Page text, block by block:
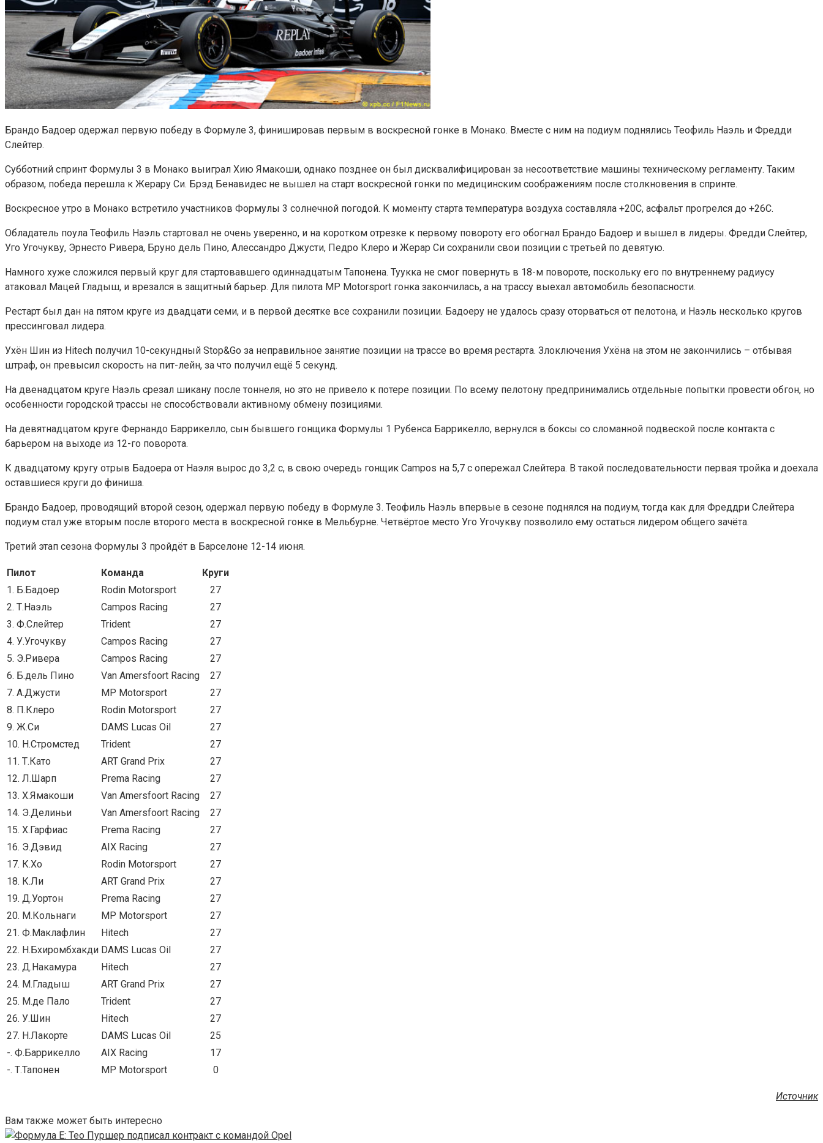
Брандо Бадоер одержал первую победу в Формуле 3, финишировав первым в воскресной гонке в Монако. Вместе с ним на подиум поднялись Теофиль Наэль и Фредди
Слейтер.
Субботний спринт Формулы 3 в Монако выиграл Хию Ямакоши, однако позднее он был дисквалифицирован за несоответствие машины техническому регламенту. Таким
образом, победа перешла к Жерару Си. Брэд Бенавидес не вышел на старт воскресной гонки по медицинским соображениям после столкновения в спринте.
Воскресное утро в Монако встретило участников Формулы 3 солнечной погодой. К моменту старта температура воздуха составляла +20С, асфальт прогрелся до +26С.
Обладатель поула Теофиль Наэль стартовал не очень уверенно, и на коротком отрезке к первому повороту его обогнал Брандо Бадоер и вышел в лидеры. Фредди Слейтер,
Уго Угочукву, Эрнесто Ривера, Бруно дель Пино, Алессандро Джусти, Педро Клеро и Жерар Си сохранили свои позиции с третьей по девятую.
Намного хуже сложился первый круг для стартовавшего одиннадцатым Тапонена. Туукка не смог повернуть в 18-м повороте, поскольку его по внутреннему радиусу
атаковал Мацей Гладыш, и врезался в защитный барьер. Для пилота MP Motorsport гонка закончилась, а на трассу выехал автомобиль безопасности.
Рестарт был дан на пятом круге из двадцати семи, и в первой десятке все сохранили позиции. Бадоеру не удалось сразу оторваться от пелотона, и Наэль несколько кругов
прессинговал лидера.
Ухён Шин из Hitech получил 10-секундный Stop&Go за неправильное занятие позиции на трассе во время рестарта. Злоключения Ухёна на этом не закончились – отбывая
штраф, он превысил скорость на пит-лейн, за что получил ещё 5 секунд.
На двенадцатом круге Наэль срезал шикану после тоннеля, но это не привело к потере позиции. По всему пелотону предпринимались отдельные попытки провести обгон, но
особенности городской трассы не способствовали активному обмену позициями.
На девятнадцатом круге Фернандо Баррикелло, сын бывшего гонщика Формулы 1 Рубенса Баррикелло, вернулся в боксы со сломанной подвеской после контакта с
барьером на выходе из 12-го поворота.
К двадцатому кругу отрыв Бадоера от Наэля вырос до 3,2 с, в свою очередь гонщик Campos на 5,7 с опережал Слейтера. В такой последовательности первая тройка и доехала
оставшиеся круги до финиша.
Брандо Бадоер, проводящий второй сезон, одержал первую победу в Формуле 3. Теофиль Наэль впервые в сезоне поднялся на подиум, тогда как для Фреддри Слейтера
подиум стал уже вторым после второго места в воскресной гонке в Мельбурне. Четвёртое место Уго Угочукву позволило ему остаться лидером общего зачёта.
Третий этап сезона Формулы 3 пройдёт в Барселоне 12-14 июня.
Пилот Команда
Круги
1. Б.Бадоер
Rodin Motorsport
27
2. Т.Наэль
Campos Racing
27
3. Ф.Слейтер
Trident
27
4. У.Угочукву
Campos Racing
27
5. Э.Ривера
Campos Racing
27
6. Б.дель Пино
Van Amersfoort Racing
27
7. А.Джусти
MP Motorsport
27
8. П.Клеро
Rodin Motorsport
27
9. Ж.Си
DAMS Lucas Oil
27
10. Н.Стромстед
Trident
27
11. Т.Като
ART Grand Prix
27
12. Л.Шарп
Prema Racing
27
13. Х.Ямакоши
Van Amersfoort Racing
27
14. Э.Делиньи
Van Amersfoort Racing
27
15. Х.Гарфиас
Prema Racing
27
16. Э.Дэвид
AIX Racing
27
17. К.Хо
Rodin Motorsport
27
18. К.Ли
ART Grand Prix
27
19. Д.Уортон
Prema Racing
27
20. М.Кольнаги
MP Motorsport
27
21. Ф.Маклафлин
Hitech
27
22. Н.Бхиромбхакди DAMS Lucas Oil
27
23. Д.Накамура
Hitech
27
24. М.Гладыш
ART Grand Prix
27
25. М.де Пало
Trident
27
26. У.Шин
Hitech
27
27. Н.Лакорте
DAMS Lucas Oil
25
-. Ф.Баррикелло
AIX Racing
17
-. Т.Тапонен
MP Motorsport 0
Источник
Вам также может быть интересно